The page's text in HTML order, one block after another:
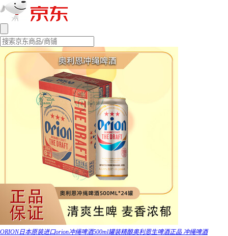
ORION日本原装进口orion冲绳啤酒500ml罐装精酿奥利恩生啤酒正品 冲绳啤酒